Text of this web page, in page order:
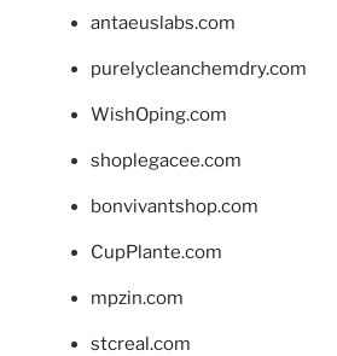
antaeuslabs.com
purelycleanchemdry.com
WishOping.com
shoplegacee.com
bonvivantshop.com
CupPlante.com
mpzin.com
stcreal.com